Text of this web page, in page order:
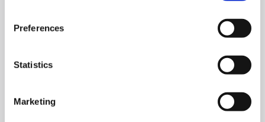
Preferences
Statistics
Marketing
Les collectivités locales sont
amenées à prendre des décisions
importantes concernant leurs